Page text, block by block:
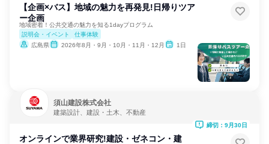
【企画×バス】地域の魅力を再発見!日帰りツア
ー企画
地域密着！公共交通の魅力を知る1dayプログラム
説明会・イベント
仕事体験
広島県
2026年8月・9月・10月・11月・12月 1日
須山建設株式会社
建築設計、建設・土木、不動産
オンラインで業界研究!建設・ゼネコン・建
締切：9月30日